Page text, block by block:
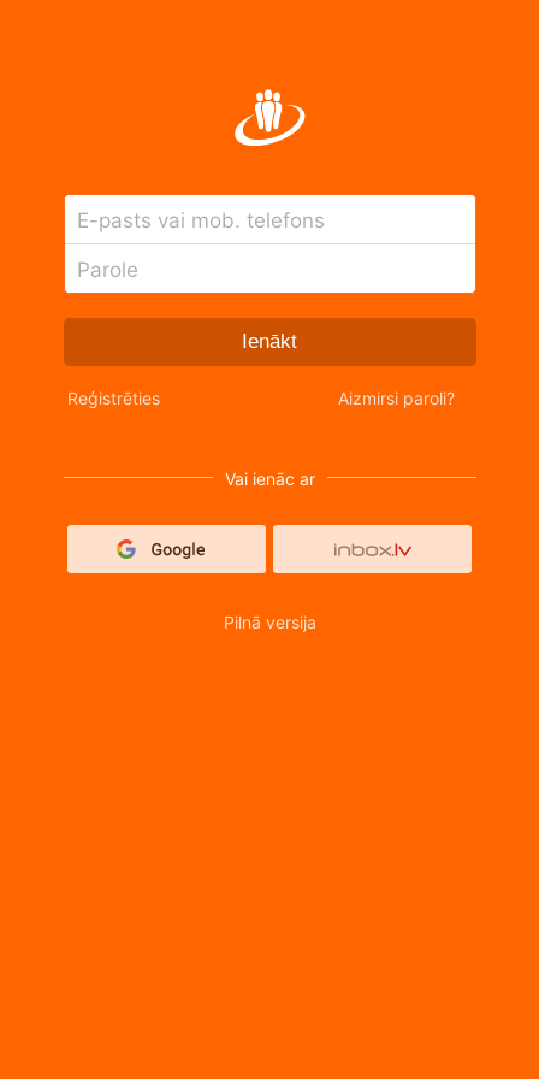
E-pasts vai mob. telefons
Parole
Ienākt
Reģistrēties Aizmirsi paroli?
Vai ienāc ar
Pilnā versija